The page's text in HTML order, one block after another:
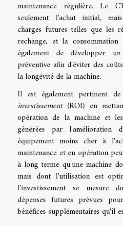
maintenance régulière. Le
seulement l'achat initial,
charges futures telles que les
rechange, et la
également de développer
préventive afin d'éviter des
la longévité de la machine.
Il est également pertinent
investissement(ROI) en
opération de la machine et
générées par
équipement moins cher à
maintenance et en opération
à long terme qu'une machine
mais dont l'utilisation est
l'investissement se mesure
dépenses futures prévues
bénéfices supplémentaires qu'il